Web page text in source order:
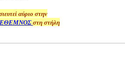
αύριο στην
στη στήλη